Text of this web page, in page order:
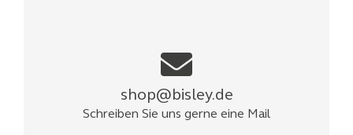
shop@bisley.de
Schreiben Sie uns gerne eine Mail